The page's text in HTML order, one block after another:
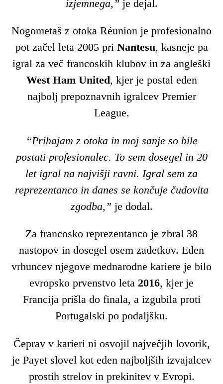
izjemnega,” je dejal.
Nogometaš z otoka Réunion je profesionalno
pot začel leta 2005 pri Nantesu, kasneje pa
igral za več francoskih klubov in za angleški
West Ham United, kjer je postal eden
najbolj prepoznavnih igralcev Premier
League.
“Prihajam z otoka in moj sanje so bile
postati profesionalec. To sem dosegel in 20
let igral na najvišji ravni. Igral sem za
reprezentanco in danes se končuje čudovita
zgodba,” je dodal.
Za francosko reprezentanco je zbral 38
nastopov in dosegel osem zadetkov. Eden
vrhuncev njegove mednarodne kariere je bilo
evropsko prvenstvo leta 2016, kjer je
Francija prišla do finala, a izgubila proti
Portugalski po podaljšku.
Čeprav v karieri ni osvojil največjih lovorik,
je Payet slovel kot eden najboljših izvajalcev
prostih strelov in prekinitev v Evropi.